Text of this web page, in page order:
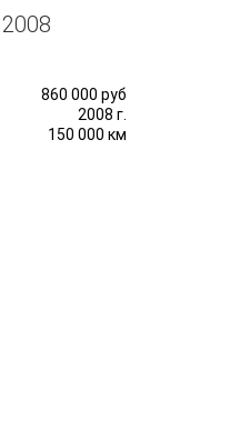
860 000 руб
2008 г.
150 000 км